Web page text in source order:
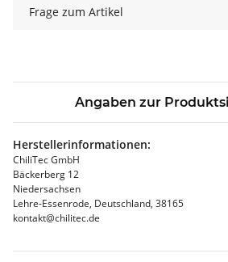
Frage zum Artikel
Angaben zur
Herstellerinformationen:
ChiliTec GmbH
Bäckerberg 12
Niedersachsen
Lehre-Essenrode, Deutschland, 38165
kontakt@chilitec.de